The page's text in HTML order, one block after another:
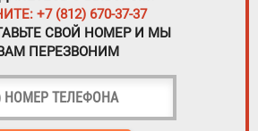
+7 (812) 670-37-37
СВОЙ НОМЕР И МЫ
ПЕРЕЗВОНИМ